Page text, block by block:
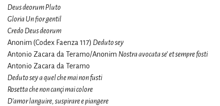
Deus deorum Pluto
Gloria Un fior gentil
Credo Deus deorum
Anonim (Codex Faenza 117) Deduto sey
Antonio Zacara da Teramo/Anonim Nostra avocata se’ et sempre fosti
Antonio Zacara da Teramo
Deduto sey a quel che mai non fusti
Rosetta che non cançi mai colore
D’amor languire, suspirare e piangere